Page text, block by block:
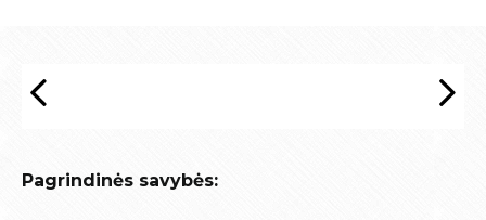
Pagrindinės savybės: